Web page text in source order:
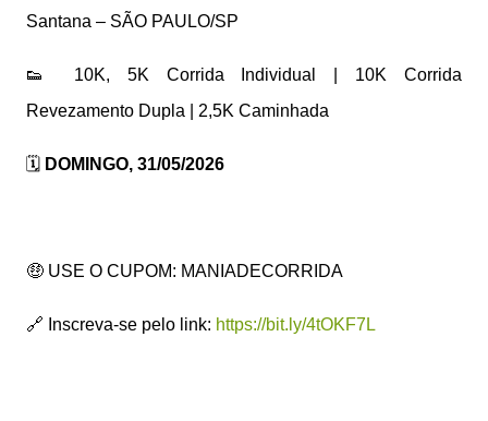
Santana – SÃO PAULO/SP
👟 10K, 5K Corrida Individual | 10K Corrida
Revezamento Dupla | 2,5K Caminhada
🗓️ DOMINGO, 31/05/2026
🤑 USE O CUPOM: MANIADECORRIDA
🔗 Inscreva-se pelo link: https://bit.ly/4tOKF7L